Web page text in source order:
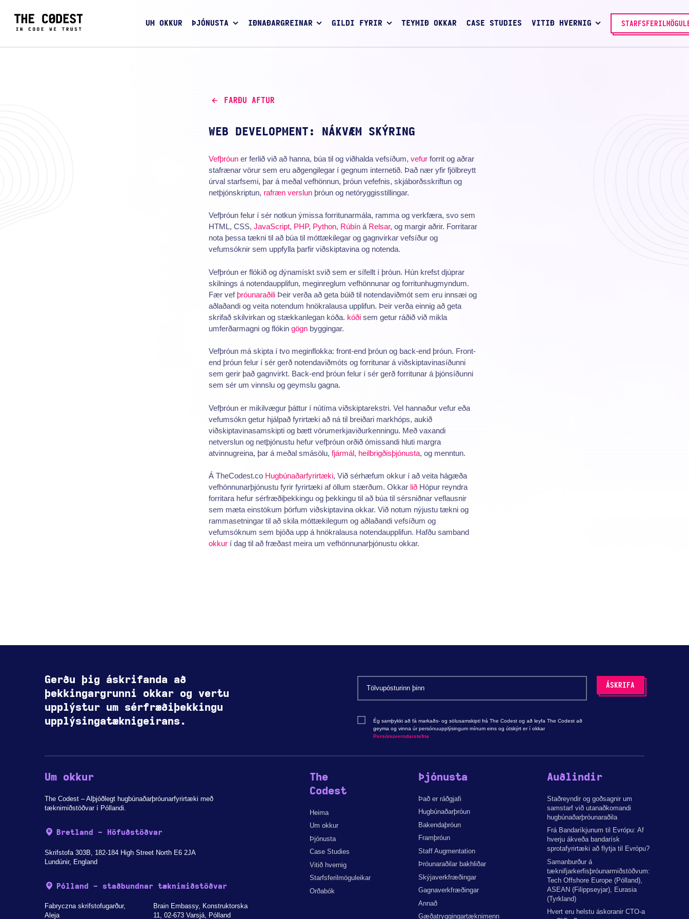
UM OKKUR ÞJÓNUSTA IÐNAÐARGREINAR GILDI FYRIR TEYMIÐ OKKAR CASE STUDIES VITIÐ HVERNIG
FARÐU AFTUR
WEB DEVELOPMENT: NÁKVÆM SKÝRING
Vefþróuner ferlið við að hanna, búa til og viðhalda vefsíðum, vefurforrit og aðrar
stafrænar vörur sem eru aðgengilegar í gegnum internetið. Það nær yfir fjölbreytt
úrval starfsemi, þar á meðal vefhönnun, þróun vefefnis, skjáborðsskriftun og
netþjónskriptun, rafræn verslunþróun og netöryggisstillingar.
Vefþróun felur í sér notkun ýmissa forritunarmála, ramma og verkfæra, svo sem
HTML, CSS, JavaScript, PHP, Python, Rúbíná Relsar, og margir aðrir. Forritarar
nota þessa tækni til að búa til móttækilegar og gagnvirkar vefsíður og
vefumsóknir sem uppfylla þarfir viðskiptavina og notenda.
Vefþróun er flókið og dýnamískt svið sem er sífellt í þróun. Hún krefst djúprar
skilnings á notendaupplifun, meginreglum vefhönnunar og forritunhugmyndum.
Fær vef þróunaraðiliÞeir verða að geta búið til notendaviðmót sem eru innsæi og
aðlaðandi og veita notendum hnökralausa upplifun. Þeir verða einnig að geta
skrifað skilvirkan og stækkanlegan kóða. kóðisem getur ráðið við mikla
umferðarmagni og flókin gögnbyggingar.
Vefþróun má skipta í tvo meginflokka: front-end þróun og back-end þróun. Front-
end þróun felur í sér gerð notendaviðmóts og forritunar á viðskiptavinasíðunni
sem gerir það gagnvirkt. Back-end þróun felur í sér gerð forritunar á þjónsíðunni
sem sér um vinnslu og geymslu gagna.
Vefþróun er mikilvægur þáttur í nútíma viðskiptarekstri. Vel hannaður vefur eða
vefumsókn getur hjálpað fyrirtæki að ná til breiðari markhóps, aukið
viðskiptavinasamskipti og bætt vörumerkjaviðurkenningu. Með vaxandi
netverslun og netþjónustu hefur vefþróun orðið ómissandi hluti margra
atvinnugreina, þar á meðal smásölu, fjármál, heilbrigðisþjónusta, og menntun.
Á TheCodest.co Hugbúnaðarfyrirtæki, Við sérhæfum okkur í að veita hágæða
vefhönnunarþjónustu fyrir fyrirtæki af öllum stærðum. Okkar liðHópur reyndra
forritara hefur sérfræðiþekkingu og þekkingu til að búa til sérsniðnar veflausnir
sem mæta einstökum þörfum viðskiptavina okkar. Við notum nýjustu tækni og
rammasetningar til að skila móttækilegum og aðlaðandi vefsíðum og
vefumsóknum sem bjóða upp á hnökralausa notendaupplifun. Hafðu samband
okkurí dag til að fræðast meira um vefhönnunarþjónustu okkar.
Gerðu þig áskrifanda að
þekkingargrunni okkar og vertu
upplýstur um sérfræðiþekkingu
upplýsingatæknigeirans.
Ég samþykki að fá markaðs- og sölusamskipti frá The Codest og að leyfa The Codest að
geyma og vinna úr persónuupplýsingum mínum eins og útskýrt er í okkar
Persónuverndarstefna
Um okkur
The Codest – Alþjóðlegt hugbúnaðarþróunarfyrirtæki með
tæknimiðstöðvar í Póllandi.
Bretland - Höfuðstöðvar
Skrifstofa 303B, 182-184 High Street North E6 2JA
Lundúnir, England
Pólland - staðbundnar tæknimiðstöðvar
Fabryczna skrifstofugarður,
Aleja
Brain Embassy, Konstruktorska
11, 02-673 Varsjá, Pólland
The
Codest
Heima
Um okkur
Þjónusta
Case Studies
Vitið hvernig
Starfsferilmöguleikar
Orðabók
Þjónusta
Það er ráðgjafi
Hugbúnaðarþróun
Bakendaþróun
Framþróun
Staff Augmentation
Þróunaraðilar bakhliðar
Skýjaverkfræðingar
Gagnaverkfræðingar
Annað
Gæðatryggingartæknimenn
Auðlindir
Staðreyndir og goðsagnir um
samstarf við utanaðkomandi
hugbúnaðarþróunaraðila
Frá Bandaríkjunum til Evrópu: Af
hverju ákveða bandarísk
sprotafyrirtæki að flytja til Evrópu?
Samanburður á
tæknifjarkerfisþróunarmiðstöðvum:
Tech Offshore Europe (Pólland),
ASEAN (Filippseyjar), Eurasia
(Tyrkland)
Hvert eru helstu áskoranir CTO-a